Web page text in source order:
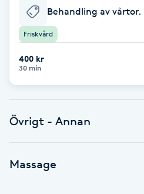
Babylights
Balayage
Bambumassage
Barber
Behandling av vårtor.
Friskvård
400 kr
30 min
Övrigt - Annan
Massage